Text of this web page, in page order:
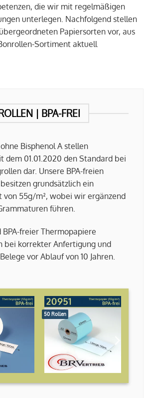
die wir mit regelmäßigen
unterlegen. Nachfolgend stellen
Papiersorten vor, aus
Sortiment aktuell
| BPA-FREI
Bisphenol A stellen
dem 01.01.2020 den Standard bei
dar. Unsere BPA-freien
grundsätzlich ein
von 55g/m², wobei wir ergänzend
führen.
freier Thermopapiere
bei korrekter Anfertigung und
vor Ablauf von 10 Jahren.
50 Rollen